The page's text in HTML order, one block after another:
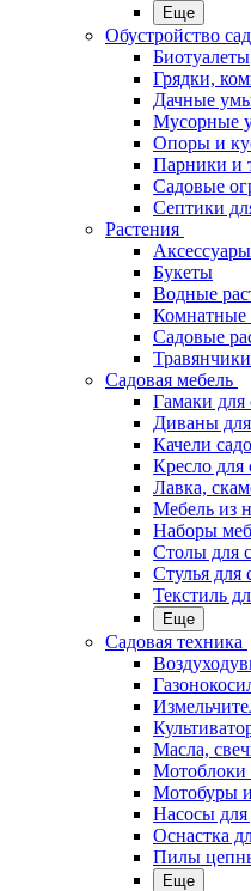
Еще
Обустройство
Биотуалеты
Грядки,
Дачные
Мусорные
Опоры и
Парники и
Садовые
Септики
Растения
Букеты
Водные
Комнатные
Садовые
Травянчики
Садовая мебель
Гамаки для
Диваны для
Качели
Кресло для
Лавка,
Мебель из
Наборы
Столы для
Стулья для
Текстиль
Еще
Садовая техника
Масла,
Мотоблоки
Мотобуры
Насосы для
Оснастка
Пилы
Еще